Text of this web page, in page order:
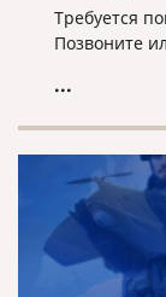
Требуется
Позвоните
...